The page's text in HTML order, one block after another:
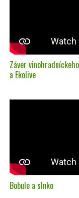
Záver
a Ekolive
Bobule a slnko